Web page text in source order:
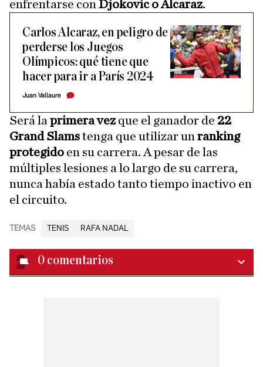
enfrentarse con Djokovic o Alcaraz.
Carlos Alcaraz, en peligro de
perderse los Juegos
Olímpicos: qué tiene que
hacer para ir a París 2024
Juan Vallaure
Será la primera vezque el ganador de 22
Grand Slamstenga que utilizar un ranking
protegido en su carrera. A pesar de las
múltiples lesiones a lo largo de su carrera,
nunca había estado tanto tiempo inactivo en
el circuito.
TEMAS TENIS RAFA NADAL
0 comentarios